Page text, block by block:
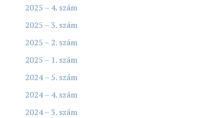
2025 – 4. szám
2025 – 3. szám
2025 – 2. szám
2025 – 1. szám
2024 – 5. szám
2024 – 4. szám
2024 – 3. szám